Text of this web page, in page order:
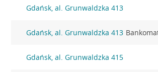
Gdańsk, al. Grunwaldzka 413
Gdańsk, al. Grunwaldzka 413
Gdańsk, al. Grunwaldzka 415